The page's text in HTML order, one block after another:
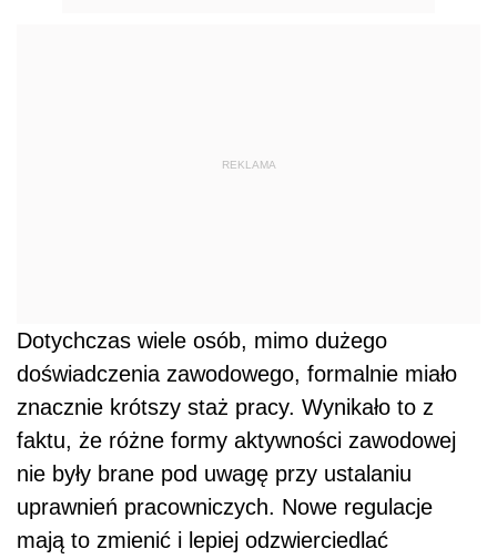
REKLAMA
Dotychczas wiele osób, mimo dużego
doświadczenia zawodowego, formalnie miało
znacznie krótszy staż pracy. Wynikało to z
faktu, że różne formy aktywności zawodowej
nie były brane pod uwagę przy ustalaniu
uprawnień pracowniczych. Nowe regulacje
mają to zmienić i lepiej odzwierciedlać